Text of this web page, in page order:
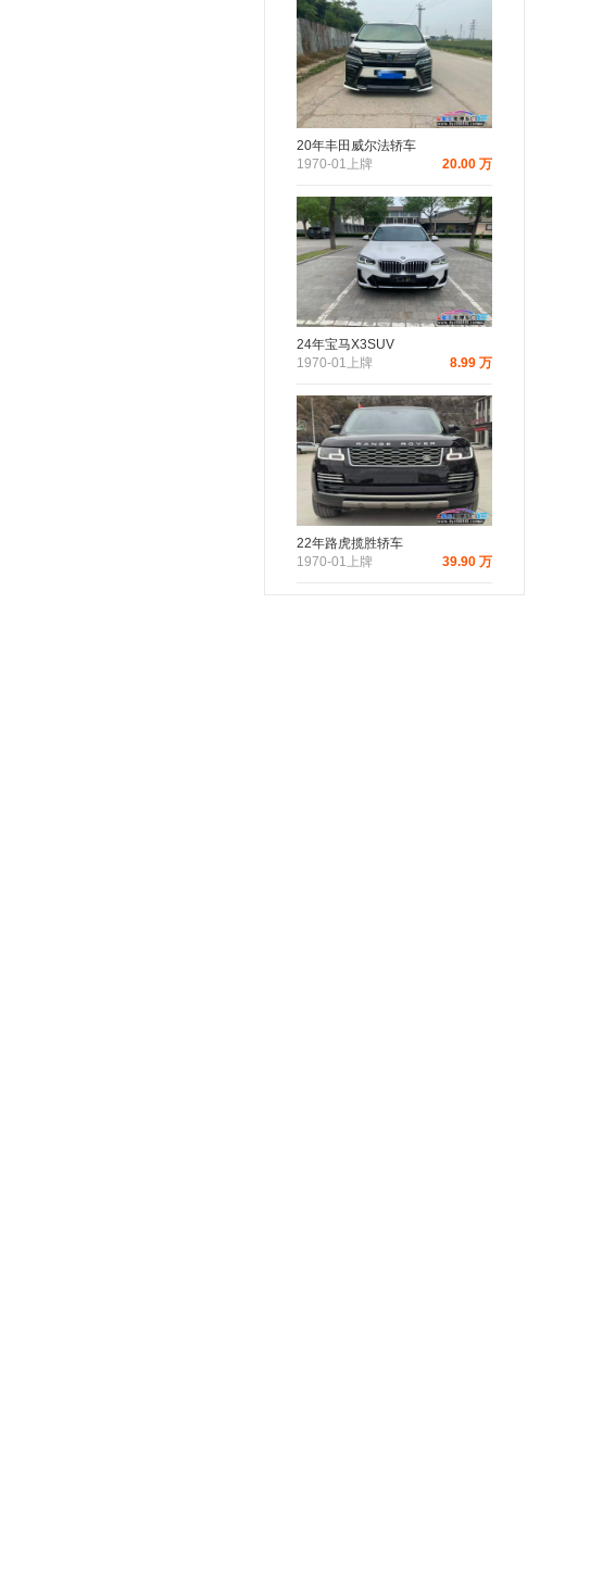
20年丰田威尔法轿车
1970-01上牌
20.00 万
24年宝马X3SUV
1970-01上牌
8.99 万
22年路虎揽胜轿车
1970-01上牌
39.90 万